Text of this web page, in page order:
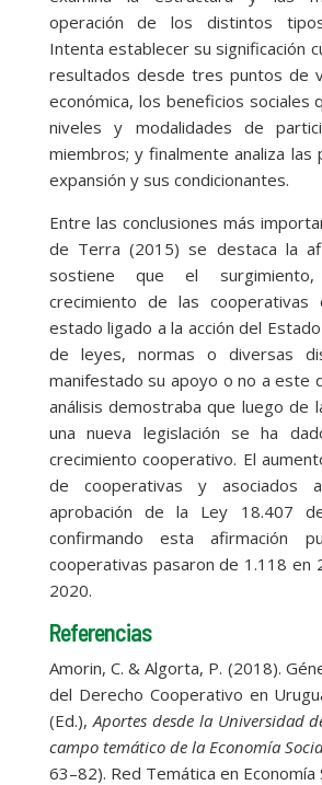
operación de los distintos
Intenta establecer su significación
resultados desde tres puntos de
económica, los beneficios sociales
niveles y modalidades de
miembros; y finalmente analiza las
expansión y sus condicionantes.
Entre las conclusiones más
de Terra (2015) se destaca la
sostiene que el
crecimiento de las cooperativas
estado ligado a la acción del
de leyes, normas o diversas
manifestado su apoyo o no a este
análisis demostraba que luego de
una nueva legislación se ha
crecimiento cooperativo. El
de cooperativas y
aprobación de la Ley 18.407
confirmando esta afirmación
cooperativas pasaron de 1.118 en
2020.
Referencias
Amorin, C. & Algorta, P. (2018).
del Derecho Cooperativo en
(Ed.), Aportes desde la Universidad
campo temático de la Economía
63–82). Red Temática en Economía